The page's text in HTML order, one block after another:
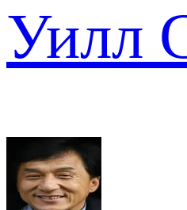
Уилл